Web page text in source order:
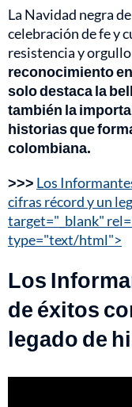
La Navidad negra
celebración de fe y
resistencia y
reconocimiento
solo destaca la
también la
historias que
colombiana.
>>> Los
cifras récord y un
target="_blank"
type="text/html">
Los
de éxitos
legado de